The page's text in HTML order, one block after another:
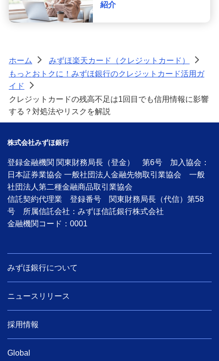
紹介
ホーム > みずほ楽天カード（クレジットカード）
>
もっとおトクに！みずほ銀行のクレジットカード活用ガ
イド
>
クレジットカードの残高不足は1回目でも信用情報に影響
する？対処法やリスクを解説
株式会社みずほ銀行
登録金融機関 関東財務局長（登金） 第6号 加入協会：
日本証券業協会 一般社団法人金融先物取引業協会 一般
社団法人第二種金融商品取引業協会
信託契約代理業 登録番号 関東財務局長（代信）第58
号 所属信託会社：みずほ信託銀行株式会社
金融機関コード：0001
みずほ銀行について
ニュースリリース
採用情報
Global